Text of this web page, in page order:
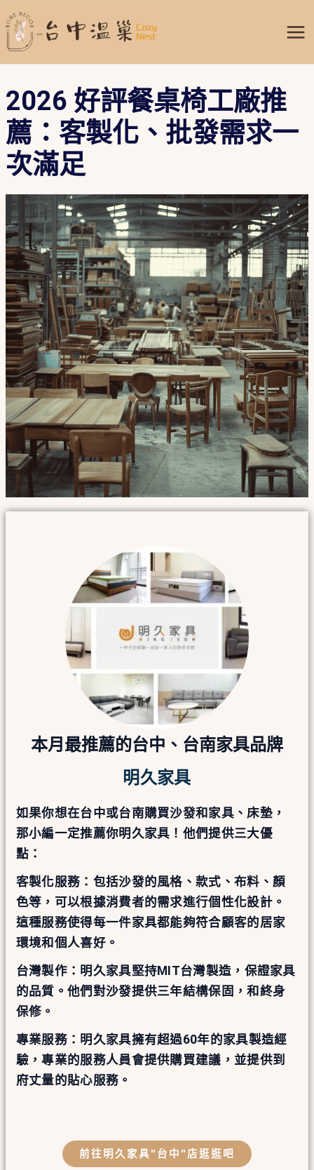
至
容2026 好評餐桌椅工廠推
薦：客製化、批發需求一
次滿足
本月最推薦的台中、台南家具品牌
明久家具
如果你想在台中或台南購買沙發和家具、床墊，
那小編一定推薦你明久家具！他們提供三大優
點：
客製化服務：包括沙發的風格、款式、布料、顏
色等，可以根據消費者的需求進行個性化設計。
這種服務使得每一件家具都能夠符合顧客的居家
環境和個人喜好。
台灣製作：明久家具堅持MIT台灣製造，保證家具
的品質。他們對沙發提供三年結構保固，和終身
保修。
專業服務：明久家具擁有超過60年的家具製造經
驗，專業的服務人員會提供購買建議，並提供到
府丈量的貼心服務。
前往明久家具"台中"店逛逛吧